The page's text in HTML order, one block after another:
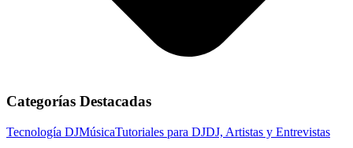
Categorías Destacadas
Tecnología DJMúsicaTutoriales para DJDJ, Artistas y Entrevistas